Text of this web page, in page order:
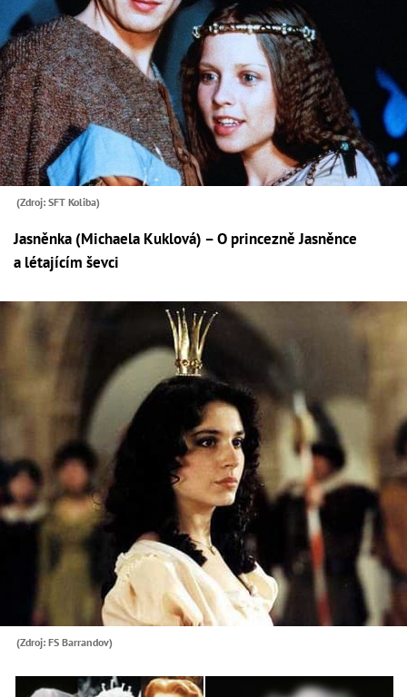
(Zdroj: SFT Koliba)
Jasněnka (Michaela Kuklová) – O princezně Jasněnce
a létajícím ševci
(Zdroj: FS Barrandov)